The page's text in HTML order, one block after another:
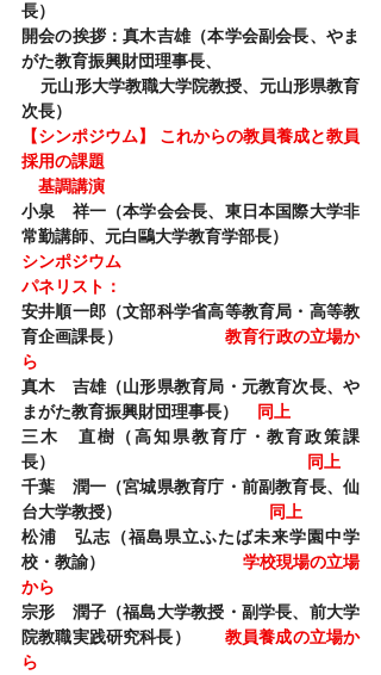
長）
開会の挨拶：真木吉雄（本学会副会長、やま
がた教育振興財団理事長、
元山形大学教職大学院教授、元山形県教育
次長）
【シンポジウム】 これからの教員養成と教員
採用の課題
基調講演
小泉　祥一（本学会会長、東日本国際大学非
常勤講師、元白鷗大学教育学部長）
シンポジウム
パネリスト：
安井順一郎（文部科学省高等教育局・高等教
育企画課長） 教育行政の立場か
ら
真木　吉雄（山形県教育局・元教育次長、や
まがた教育振興財団理事長）
同上
三木　直樹（高知県教育庁・教育政策課
長）
同上
千葉　潤一（宮城県教育庁・前副教育長、仙
台大学教授）
同上
松浦　弘志（福島県立ふたば未来学園中学
校・教諭） 学校現場の立場
から
宗形　潤子（福島大学教授・副学長、前大学
院教職実践研究科長） 教員養成の立場か
ら